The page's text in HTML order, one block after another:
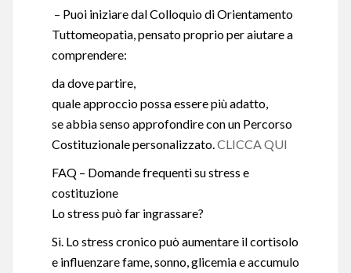
– Puoi iniziare dal Colloquio di Orientamento
Tuttomeopatia, pensato proprio per aiutare a
comprendere:
da dove partire,
quale approccio possa essere più adatto,
se abbia senso approfondire con un Percorso
Costituzionale personalizzato. CLICCA QUI
FAQ – Domande frequenti su stress e
costituzione
Lo stress può far ingrassare?
Sì. Lo stress cronico può aumentare il cortisolo
e influenzare fame, sonno, glicemia e accumulo